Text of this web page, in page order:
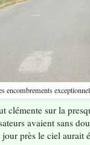
encombrements
clémente sur la
avaient sans
près le ciel aurait